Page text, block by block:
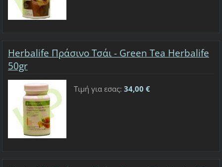
Herbalife Πράσινο Τσάι - Green Tea Herbalife
50gr
Τιμή για εσας: 34,00 €